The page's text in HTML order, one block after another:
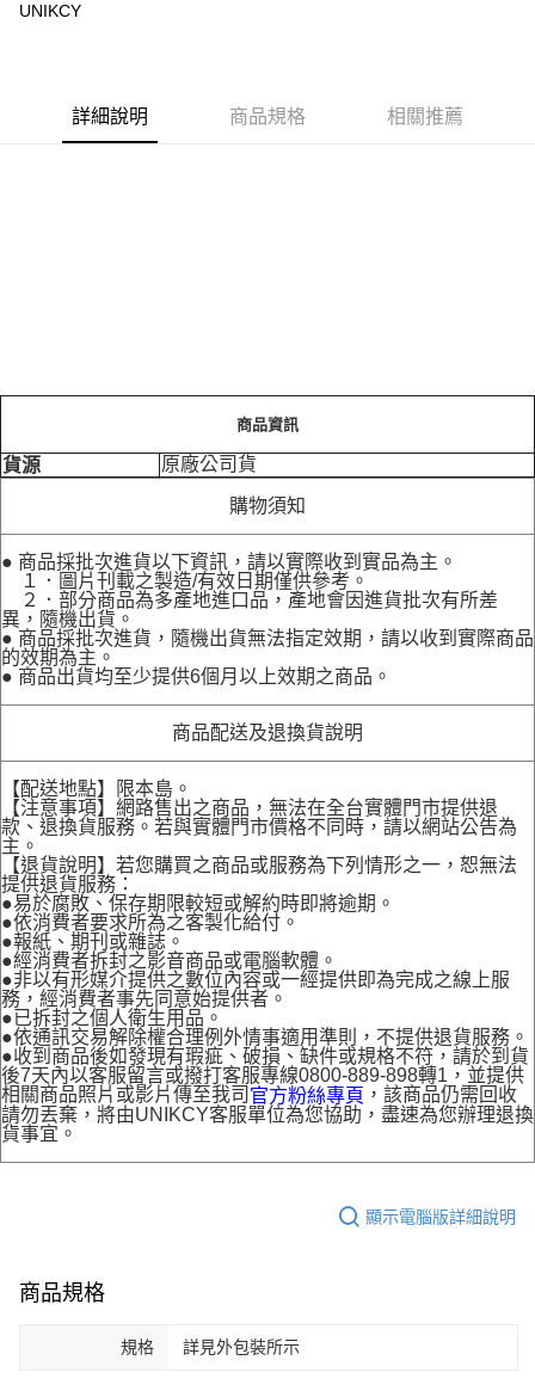
UNIKCY
詳細說明 商品規格 相關推薦
商品資訊
貨源 原廠公司貨
購物須知
● 商品採批次進貨以下資訊，請以實際收到實品為主。
１．圖片刊載之製造/有效日期僅供參考。
２．部分商品為多產地進口品，產地會因進貨批次有所差
異，隨機出貨。
● 商品採批次進貨，隨機出貨無法指定效期，請以收到實際商品
的效期為主。
● 商品出貨均至少提供6個月以上效期之商品。
商品配送及退換貨說明
【配送地點】限本島。
【注意事項】網路售出之商品，無法在全台實體門市提供退
款、退換貨服務。若與實體門市價格不同時，請以網站公告為
主。
【退貨說明】若您購買之商品或服務為下列情形之一，恕無法
提供退貨服務：
●易於腐敗、保存期限較短或解約時即將逾期。
●依消費者要求所為之客製化給付。
●報紙、期刊或雜誌。
●經消費者拆封之影音商品或電腦軟體。
●非以有形媒介提供之數位內容或一經提供即為完成之線上服
務，經消費者事先同意始提供者。
●已拆封之個人衛生用品。
●依通訊交易解除權合理例外情事適用準則，不提供退貨服務。
●收到商品後如發現有瑕疵、破損、缺件或規格不符，請於到貨
後7天內以客服留言或撥打客服專線0800-889-898轉1，並提供
相關商品照片或影片傳至我司 官方粉絲專頁 ，該商品仍需回收
請勿丟棄，將由UNIKCY客服單位為您協助，盡速為您辦理退換
貨事宜。
顯示電腦版詳細說明
商品規格
規格 詳見外包裝所示